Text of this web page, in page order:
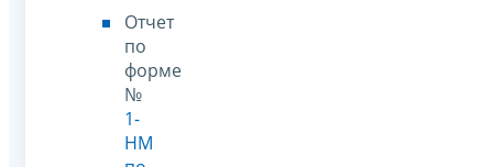
Отчет
по
форме
№
1-
НМ